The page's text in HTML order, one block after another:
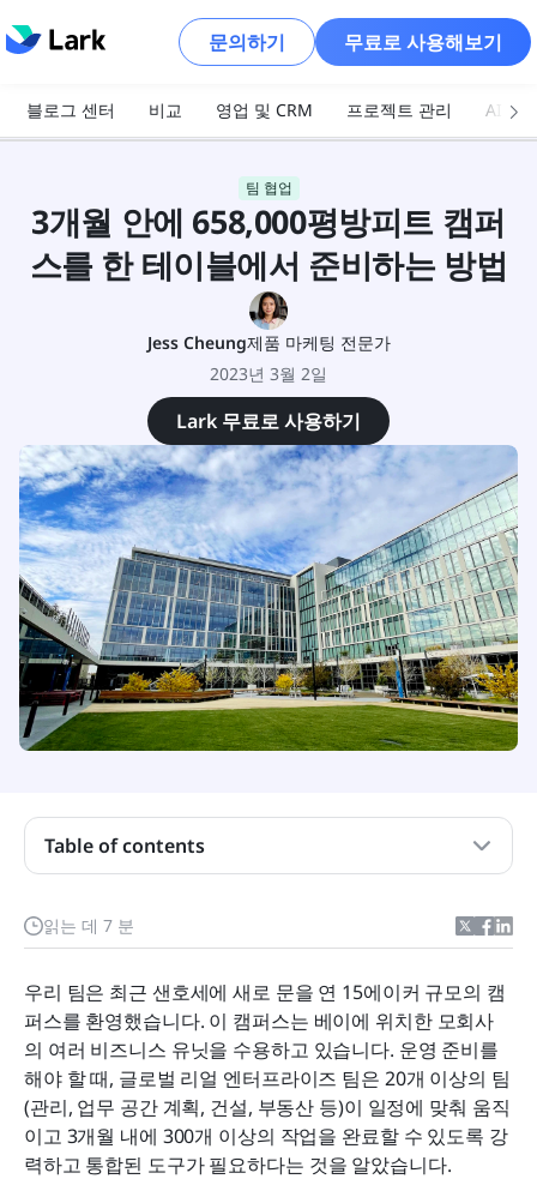
문의하기 무료로 사용해보기
블로그 센터 비교 영업 및 CRM 프로젝트 관리 AI 및
팀 협업
3개월 안에 658,000평방피트 캠퍼
스를 한 테이블에서 준비하는 방법
Jess Cheung제품 마케팅 전문가
2023년 3월 2일
Lark 무료로 사용하기
읽는 데 7 분
우리 팀은 최근 샌호세에 새로 문을 연 15에이커 규모의 캠
퍼스를 환영했습니다. 이 캠퍼스는 베이에 위치한 모회사
의 여러 비즈니스 유닛을 수용하고 있습니다. 운영 준비를
해야 할 때, 글로벌 리얼 엔터프라이즈 팀은 20개 이상의 팀
(관리, 업무 공간 계획, 건설, 부동산 등)이 일정에 맞춰 움직
이고 3개월 내에 300개 이상의 작업을 완료할 수 있도록 강
력하고 통합된 도구가 필요하다는 것을 알았습니다.
Table of contents
도전 과제: 많은 팀, 방대한 업무, 수많은 마감일
해결책: 모든 팀을 위한 하나의 맞춤형 프로젝트 기준
누기
2. 추적을 위한 통합 프로젝트 정보, 팀 운영을 위한
맞춤형 뷰
3. 작업에 능동적으로 대처할 수 있도록 원클릭 알림
결과